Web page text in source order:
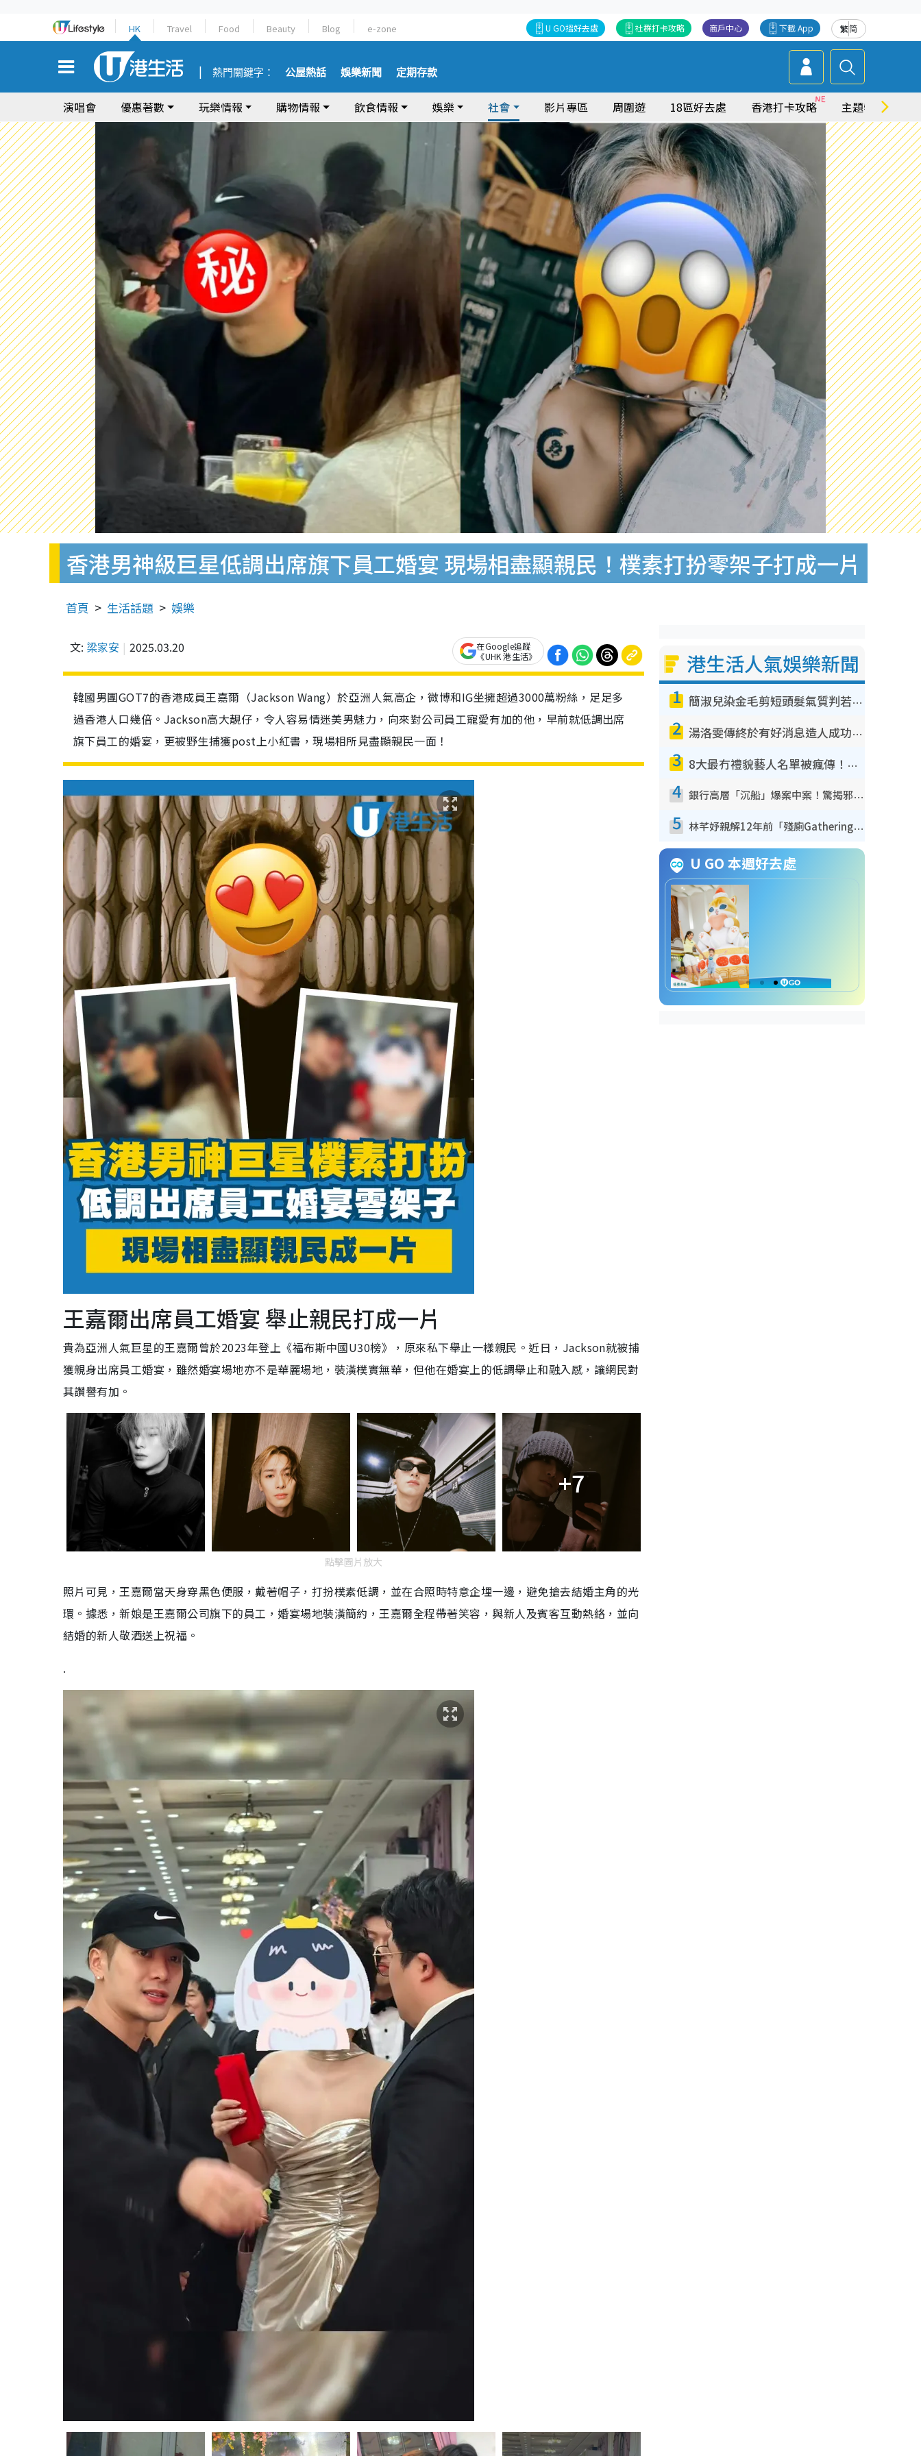
HK Travel Food Beauty Blog e-zone 繁简
下載 App
商戶中心
社群打卡攻略
U GO搵好去處
熱門關鍵字： 公屋熱話 娛樂新聞 定期存款
演唱會 優惠著數 玩樂情報 購物情報 飲食情報 娛樂 社會 影片專區 周圍遊 18區好去處 香港打卡攻略 主題特集
香港男神級巨星低調出席旗下員工婚宴 現場相盡顯親民！樸素打扮零架子打成一片
首頁 生活話題 娛樂
文: 梁家安 2025.03.20
在Google追蹤
《UHK 港生活》
韓國男團GOT7的香港成員王嘉爾（Jackson Wang）於亞洲人氣高企，微博和IG坐擁超過3000萬粉絲，足足多
過香港人口幾倍。Jackson高大靚仔，令人容易情迷美男魅力，向來對公司員工寵愛有加的他，早前就低調出席
旗下員工的婚宴，更被野生捕獲post上小紅書，現場相所見盡顯親民一面！
王嘉爾出席員工婚宴 舉止親民打成一片
貴為亞洲人氣巨星的王嘉爾曾於2023年登上《福布斯中國U30榜》，原來私下舉止一樣親民。近日，Jackson就被捕
獲親身出席員工婚宴，雖然婚宴場地亦不是華麗場地，裝潢樸實無華，但他在婚宴上的低調舉止和融入感，讓網民對
其讚譽有加。
+7
點擊圖片放大
照片可見，王嘉爾當天身穿黑色便服，戴著帽子，打扮樸素低調，並在合照時特意企埋一邊，避免搶去結婚主角的光
環。據悉，新娘是王嘉爾公司旗下的員工，婚宴場地裝潢簡約，王嘉爾全程帶著笑容，與新人及賓客互動熱絡，並向
結婚的新人敬酒送上祝福。
.
港生活人氣娛樂新聞
1 簡淑兒染金毛剪短頭髮氣質判若兩人！嚇壞老公麥大力都認唔出：「你做咩事？」
2 湯洛雯傳終於有好消息造人成功！兩大細節曝孕味極濃惹猜測：大肚婆先會咁！
3 8大最冇禮貌藝人名單被瘋傳！網民揭發明星真面目 一致數臭呢位係無品天花板？
4 銀行高層「沉船」爆案中案！驚揭邪教洗腦操控賣淫被吞600萬 幕後黑手講多錯多
5 林芊妤親解12年前「殘廁Gathering」真相！高層解約一句話重創尊嚴至今拒返TVB
U GO 本週好去處